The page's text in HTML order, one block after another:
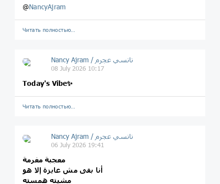
@NancyAjram
Читать полностью…
Nancy Ajram / نانسي عجرم
08 July 2026 10:17
Today's Vibe✨
Читать полностью…
Nancy Ajram / نانسي عجرم
06 July 2026 19:41
معجبة مغرمة
أنا بقى مش عايزة إلا هو
مشيته همسته